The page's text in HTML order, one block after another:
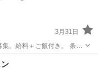
3月31日
。給料＋ご飯付き。 条
好きで気長な方。中国語
私のレベルは